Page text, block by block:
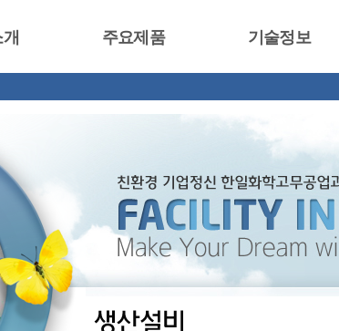
주요제품 기술정보